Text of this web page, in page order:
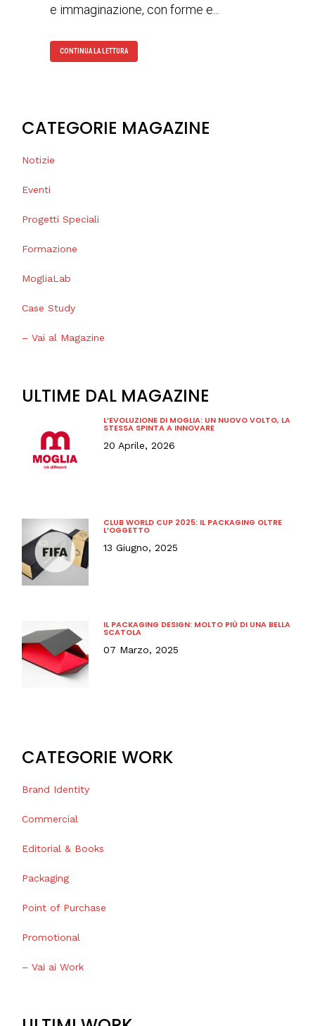
e immaginazione, con forme e...
CONTINUA LA LETTURA
CATEGORIE MAGAZINE
Notizie
Eventi
Progetti Speciali
Formazione
MogliaLab
Case Study
– Vai al Magazine
ULTIME DAL MAGAZINE
L’EVOLUZIONE DI MOGLIA: UN NUOVO VOLTO, LA
STESSA SPINTA A INNOVARE
20 Aprile, 2026
CLUB WORLD CUP 2025: IL PACKAGING OLTRE
L’OGGETTO
13 Giugno, 2025
IL PACKAGING DESIGN: MOLTO PIÙ DI UNA BELLA
SCATOLA
07 Marzo, 2025
CATEGORIE WORK
Brand Identity
Commercial
Editorial & Books
Packaging
Point of Purchase
Promotional
– Vai ai Work